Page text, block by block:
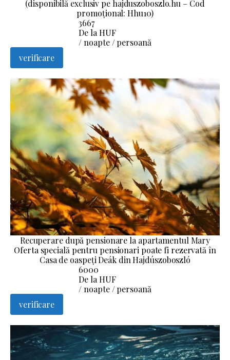
(disponibilă exclusiv pe hajduszoboszlo.hu – Cod
promoțional: Hhu10)
3667
De la HUF
/ noapte / persoană
verificare
Recuperare după pensionare la apartamentul Mary
Oferta specială pentru pensionari poate fi rezervată în
Casa de oaspeți Deák din Hajdúszoboszló
6000
De la HUF
/ noapte / persoană
verificare